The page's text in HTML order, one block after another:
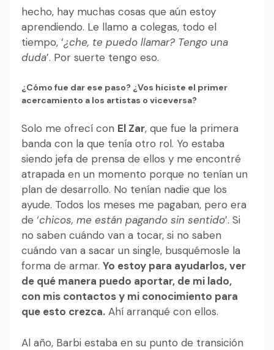
hecho, hay muchas cosas que aún estoy
aprendiendo. Le llamo a colegas, todo el
tiempo, ‘¿che, te puedo llamar? Tengo una
duda’. Por suerte tengo eso.
¿Cómo fue dar ese paso? ¿Vos hiciste el primer
acercamiento a los artistas o viceversa?
Solo me ofrecí con El Zar, que fue la primera
banda con la que tenía otro rol. Yo estaba
siendo jefa de prensa de ellos y me encontré
atrapada en un momento porque no tenían un
plan de desarrollo. No tenían nadie que los
ayude. Todos los meses me pagaban, pero era
de ‘chicos, me están pagando sin sentido’. Si
no saben cuándo van a tocar, si no saben
cuándo van a sacar un single, busquémosle la
forma de armar. Yo estoy para ayudarlos, ver
de qué manera puedo aportar, de mi lado,
con mis contactos y mi conocimiento para
que esto crezca. Ahí arranqué con ellos.
Al año, Barbi estaba en su punto de transición